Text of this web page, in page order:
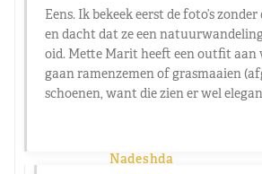
Eens. Ik bekeek eerst de foto’s
en dacht dat ze een
oid. Mette Marit heeft een outfit aan
gaan ramenzemen of grasmaaien
schoenen, want die zien er wel
Nadeshda